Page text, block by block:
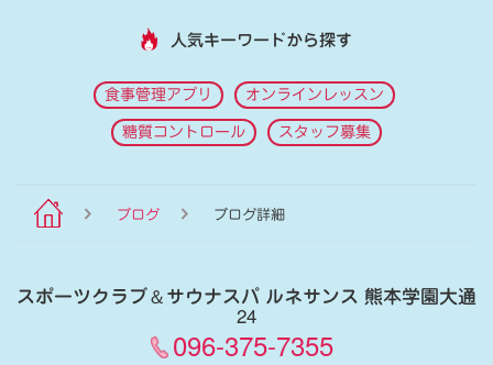
人気キーワードから探す
食事管理アプリ オンラインレッスン
糖質コントロール スタッフ募集
ブログ ブログ詳細
スポーツクラブ＆サウナスパ ルネサンス 熊本学園大通
24
096-375-7355